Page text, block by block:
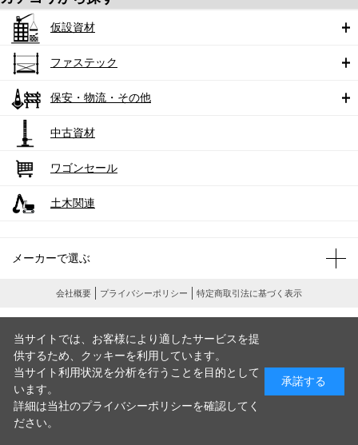
仮設資材
ファステック
保安・物流・その他
中古資材
ワゴンセール
土木関連
メーカーで選ぶ
会社概要 プライバシーポリシー 特定商取引法に基づく表示
当サイトでは、お客様により適したサービスを提
供するため、クッキーを利用しています。
当サイト利用状況を分析を行うことを目的として
います。
詳細は当社のプライバシーポリシーを確認してく
ださい。
承諾する